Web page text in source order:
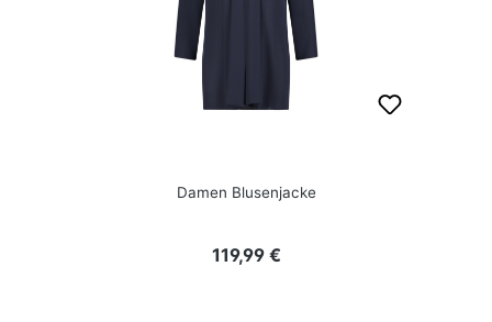
Damen Blusenjacke
Regulärer Preis:
119,99 €